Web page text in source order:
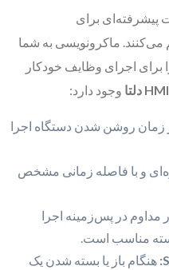
پیشرفته‌ای برای
می‌کنند. ماکرونویسی به شما
برای اجرای وظایف خودکار
HMI دلتا وجود دارد:
زمان روشن شدن دستگاه اجرا
و با فاصله زمانی مشخص
مداوم در پس‌زمینه اجرا
مناسب است.
هنگام باز یا بسته شدن یک